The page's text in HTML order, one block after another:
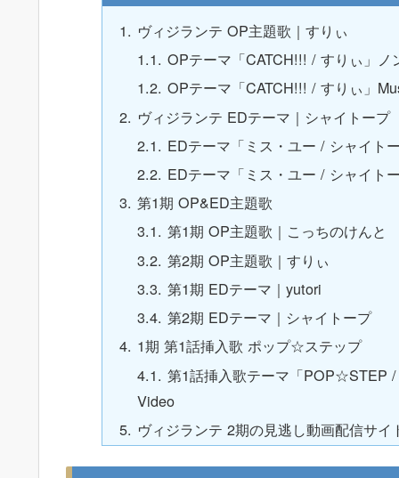
ヴィジランテ OP主題歌｜すりぃ
OPテーマ「CATCH!!! / すりぃ」ノ
OPテーマ「CATCH!!! / すりぃ」
ヴィジランテ EDテーマ｜シャイトープ
EDテーマ「ミス・ユー / シャイト
EDテーマ「ミス・ユー / シャイト
第1期 OP&ED主題歌
第1期 OP主題歌｜こっちのけんと
第2期 OP主題歌｜すりぃ
第1期 EDテーマ｜yutori
第2期 EDテーマ｜シャイトープ
1期 第1話挿入歌 ポップ☆ステップ
第1話挿入歌テーマ「POP☆STEP
Video
ヴィジランテ 2期の見逃し動画配信サイ